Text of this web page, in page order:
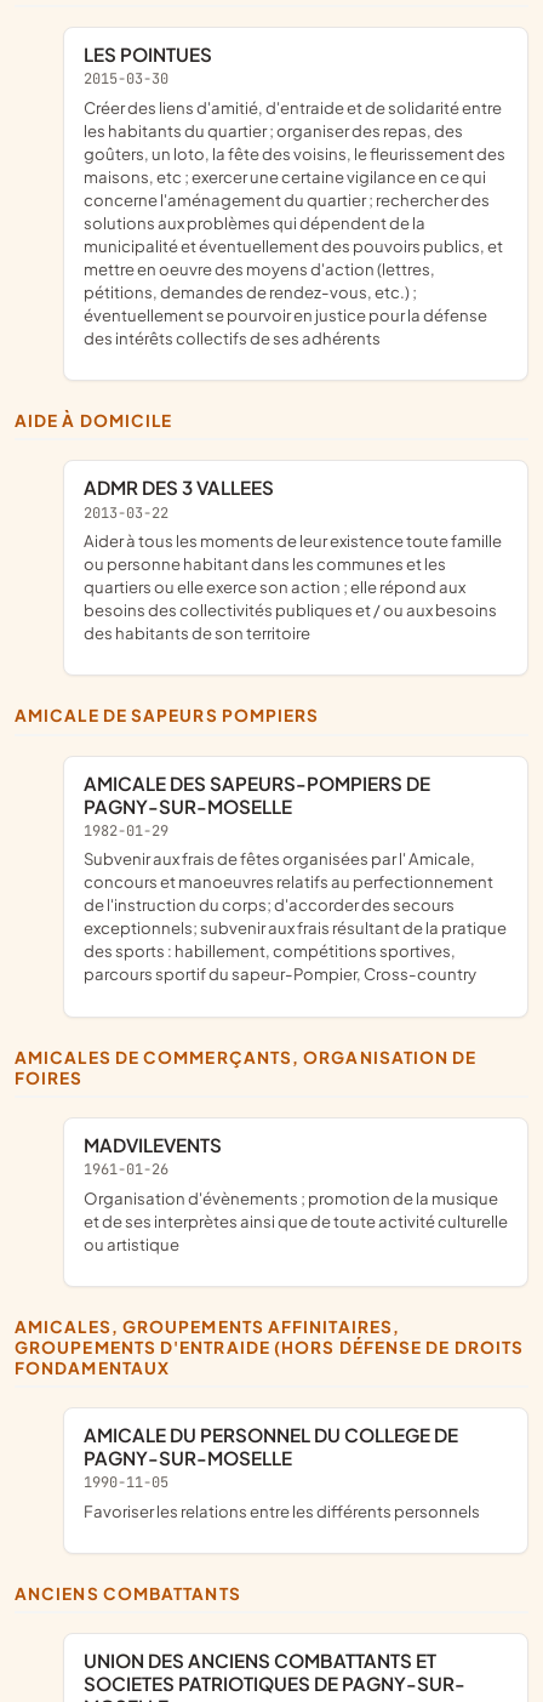
LES POINTUES
2015-03-30
créer des liens d'amitié, d'entraide et de solidarité entre
les habitants du quartier ; organiser des repas, des
goûters, un loto, la fête des voisins, le fleurissement des
maisons, etc ; exercer une certaine vigilance en ce qui
concerne l'aménagement du quartier ; rechercher des
solutions aux problèmes qui dépendent de la
municipalité et éventuellement des pouvoirs publics, et
mettre en oeuvre des moyens d'action (lettres,
pétitions, demandes de rendez-vous, etc.) ;
éventuellement se pourvoir en justice pour la défense
des intérêts collectifs de ses adhérents
AIDE À DOMICILE
ADMR DES 3 VALLEES
2013-03-22
aider à tous les moments de leur existence toute famille
ou personne habitant dans les communes et les
quartiers ou elle exerce son action ; elle répond aux
besoins des collectivités publiques et / ou aux besoins
des habitants de son territoire
AMICALE DE SAPEURS POMPIERS
AMICALE DES SAPEURS-POMPIERS DE
PAGNY-SUR-MOSELLE
1982-01-29
subvenir aux frais de fêtes organisées par l' Amicale,
concours et manoeuvres relatifs au perfectionnement
de l'instruction du corps; d'accorder des secours
exceptionnels; subvenir aux frais résultant de la pratique
des sports : habillement, compétitions sportives,
parcours sportif du sapeur-Pompier, Cross-country
AMICALES DE COMMERÇANTS, ORGANISATION DE
FOIRES
MADVILEVENTS
1961-01-26
organisation d'évènements ; promotion de la musique
et de ses interprètes ainsi que de toute activité culturelle
ou artistique
AMICALES, GROUPEMENTS AFFINITAIRES,
GROUPEMENTS D'ENTRAIDE (HORS DÉFENSE DE DROITS
FONDAMENTAUX
AMICALE DU PERSONNEL DU COLLEGE DE
PAGNY-SUR-MOSELLE
1990-11-05
favoriser les relations entre les différents personnels
ANCIENS COMBATTANTS
UNION DES ANCIENS COMBATTANTS ET
SOCIETES PATRIOTIQUES DE PAGNY-SUR-